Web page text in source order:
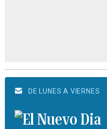
DE LUNES A VIERNES